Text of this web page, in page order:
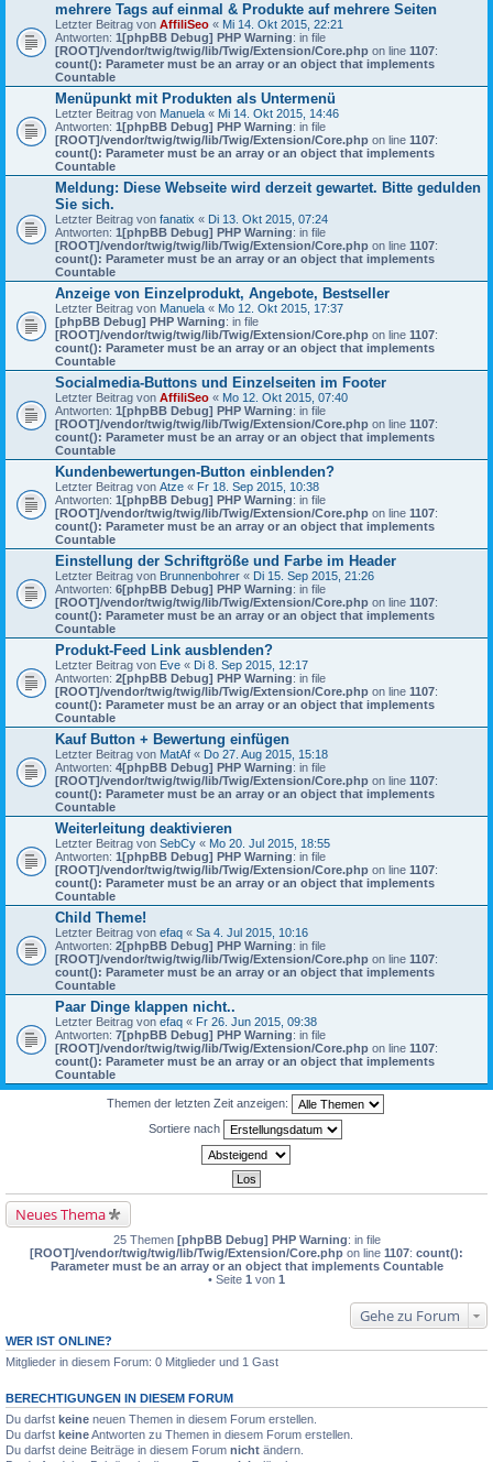
mehrere Tags auf einmal & Produkte auf mehrere Seiten
Letzter Beitrag von AffiliSeo « Mi 14. Okt 2015, 22:21
Antworten: 1[phpBB Debug] PHP Warning: in file
[ROOT]/vendor/twig/twig/lib/Twig/Extension/Core.php on line 1107:
count(): Parameter must be an array or an object that implements
Countable
Menüpunkt mit Produkten als Untermenü
Letzter Beitrag von Manuela « Mi 14. Okt 2015, 14:46
Antworten: 1[phpBB Debug] PHP Warning: in file
[ROOT]/vendor/twig/twig/lib/Twig/Extension/Core.php on line 1107:
count(): Parameter must be an array or an object that implements
Countable
Meldung: Diese Webseite wird derzeit gewartet. Bitte gedulden
Sie sich.
Letzter Beitrag von fanatix « Di 13. Okt 2015, 07:24
Antworten: 1[phpBB Debug] PHP Warning: in file
[ROOT]/vendor/twig/twig/lib/Twig/Extension/Core.php on line 1107:
count(): Parameter must be an array or an object that implements
Countable
Anzeige von Einzelprodukt, Angebote, Bestseller
Letzter Beitrag von Manuela « Mo 12. Okt 2015, 17:37
[phpBB Debug] PHP Warning: in file
[ROOT]/vendor/twig/twig/lib/Twig/Extension/Core.php on line 1107:
count(): Parameter must be an array or an object that implements
Countable
Socialmedia-Buttons und Einzelseiten im Footer
Letzter Beitrag von AffiliSeo « Mo 12. Okt 2015, 07:40
Antworten: 1[phpBB Debug] PHP Warning: in file
[ROOT]/vendor/twig/twig/lib/Twig/Extension/Core.php on line 1107:
count(): Parameter must be an array or an object that implements
Countable
Kundenbewertungen-Button einblenden?
Letzter Beitrag von Atze « Fr 18. Sep 2015, 10:38
Antworten: 1[phpBB Debug] PHP Warning: in file
[ROOT]/vendor/twig/twig/lib/Twig/Extension/Core.php on line 1107:
count(): Parameter must be an array or an object that implements
Countable
Einstellung der Schriftgröße und Farbe im Header
Letzter Beitrag von Brunnenbohrer « Di 15. Sep 2015, 21:26
Antworten: 6[phpBB Debug] PHP Warning: in file
[ROOT]/vendor/twig/twig/lib/Twig/Extension/Core.php on line 1107:
count(): Parameter must be an array or an object that implements
Countable
Produkt-Feed Link ausblenden?
Letzter Beitrag von Eve « Di 8. Sep 2015, 12:17
Antworten: 2[phpBB Debug] PHP Warning: in file
[ROOT]/vendor/twig/twig/lib/Twig/Extension/Core.php on line 1107:
count(): Parameter must be an array or an object that implements
Countable
Kauf Button + Bewertung einfügen
Letzter Beitrag von MatAf « Do 27. Aug 2015, 15:18
Antworten: 4[phpBB Debug] PHP Warning: in file
[ROOT]/vendor/twig/twig/lib/Twig/Extension/Core.php on line 1107:
count(): Parameter must be an array or an object that implements
Countable
Weiterleitung deaktivieren
Letzter Beitrag von SebCy « Mo 20. Jul 2015, 18:55
Antworten: 1[phpBB Debug] PHP Warning: in file
[ROOT]/vendor/twig/twig/lib/Twig/Extension/Core.php on line 1107:
count(): Parameter must be an array or an object that implements
Countable
Child Theme!
Letzter Beitrag von efaq « Sa 4. Jul 2015, 10:16
Antworten: 2[phpBB Debug] PHP Warning: in file
[ROOT]/vendor/twig/twig/lib/Twig/Extension/Core.php on line 1107:
count(): Parameter must be an array or an object that implements
Countable
Paar Dinge klappen nicht..
Letzter Beitrag von efaq « Fr 26. Jun 2015, 09:38
Antworten: 7[phpBB Debug] PHP Warning: in file
[ROOT]/vendor/twig/twig/lib/Twig/Extension/Core.php on line 1107:
count(): Parameter must be an array or an object that implements
Countable
Themen der letzten Zeit anzeigen:
Sortiere nach
Neues Thema
25 Themen [phpBB Debug] PHP Warning: in file
[ROOT]/vendor/twig/twig/lib/Twig/Extension/Core.php on line 1107: count():
Parameter must be an array or an object that implements Countable
• Seite 1 von 1
Gehe zu Forum
WER IST ONLINE?
Mitglieder in diesem Forum: 0 Mitglieder und 1 Gast
BERECHTIGUNGEN IN DIESEM FORUM
Du darfst keine neuen Themen in diesem Forum erstellen.
Du darfst keineAntworten zu Themen in diesem Forum erstellen.
Du darfst deine Beiträge in diesem Forum nicht ändern.